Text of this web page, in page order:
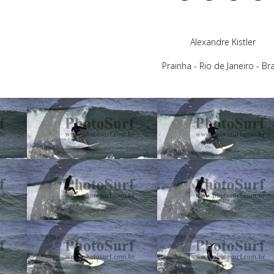
Alexandre Kistler
Prainha - Rio de Janeiro -